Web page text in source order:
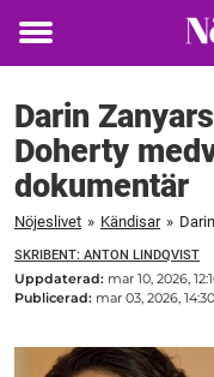
Toggle
Darin
Doherty
dokumentär
Nöjeslivet » Kändisar »
SKRIBENT: ANTON LINDQVIST
Uppdaterad: mar 10, 2026,
Publicerad: mar 03, 2026, 14:30